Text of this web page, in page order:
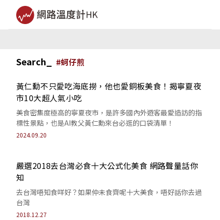
Search_ #蚵仔煎
黃仁勳不只愛吃海底撈，他也愛銅板美食！揭寧夏夜
市10大超人氣小吃
美食密集度極高的寧夏夜市，是許多國內外遊客最愛造訪的指
標性景點，也是AI教父黃仁勳來台必逛的口袋清單！
2024.09.20
嚴選2018去台灣必食十大公式化美食 網路聲量話你
知
去台灣唔知食咩好？如果仲未食齊呢十大美食，唔好話你去過
台灣
2018.12.27